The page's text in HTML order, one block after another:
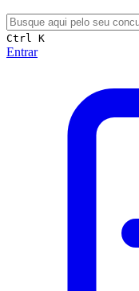
Ctrl K
Entrar